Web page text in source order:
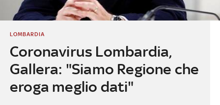
Coronavirus Lombardia,
Gallera: "Siamo Regione che
eroga meglio dati"
LOMBARDIA